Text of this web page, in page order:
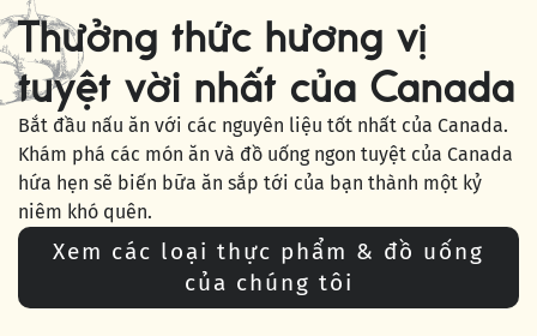
Thưởng thức hương vị
tuyệt vời nhất của Canada
Bắt đầu nấu ăn với các nguyên liệu tốt nhất của Canada.
Khám phá các món ăn và đồ uống ngon tuyệt của Canada
hứa hẹn sẽ biến bữa ăn sắp tới của bạn thành một kỷ
niêm khó quên.
Xem các loại thực phẩm & đồ uống
của chúng tôi